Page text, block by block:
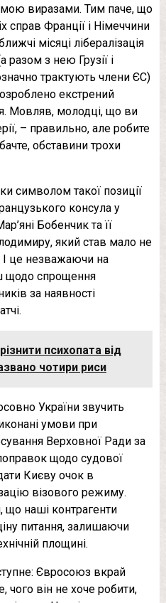
виразами. Тим паче, що
справ Франції і Німеччини
місяці лібералізація
разом з нею Грузії і
трактують члени ЄС)
екстрений
Мовляв, молодці, що ви
– правильно, але робите
обставини трохи
символом такої позиції
консула у
Бобенчик та її
який став мало не
І це незважаючи на
щодо спрощення
за наявності
психопата від
чотири риси
України звучить
умови при
Верховної Ради за
щодо судової
Києву очок в
візового режиму.
що наші контрагенти
питання, залишаючи
площині.
Євросоюз вкрай
чого він не хоче робити,